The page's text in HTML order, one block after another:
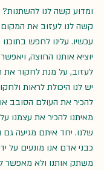
ומדוע קשה לנו להשתנות?
קשה לנו לעזוב את המקום
עכשיו. עלינו לחפש
יוציא אותנו החוצה,
לעזוב, על מנת לחקור את
יש לנו היכולת לראות
להכיר את העולם הסובב
מאיתנו להכיר את עצמנו
שלנו. יחד איתם מגיעה
כבני אדם אנו מונעים על
משתק אותנו ולא מאפשר